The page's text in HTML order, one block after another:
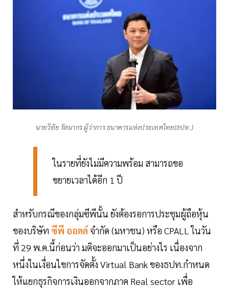
นายวิทัย รัตนากร ผู้ว่าการ ธนาคารแห่งประเทศไทย(ธปท.)
ในรายที่ยังไม่มีความพร้อม สามารถขอ
ขยายเวลาได้อีก 1 ปี
สำหรับกรณีของกลุ่มซีพีนั้น ยังต้องรอการประชุมผู้ถือหุ้น
ของบริษัท ซีพี ออลล์ จำกัด (มหาชน) หรือ CPALL ในวัน
ที่ 29 พ.ค.นี้ก่อนว่า มติจะออกมาเป็นอย่างไร เนื่องจาก
หนึ่งในเงื่อนไขการจัดตั้ง Virtual Bank ของธปท.กำหนด
ให้แยกธุรกิจการเงินออกจากภาค Real sector เพื่อ